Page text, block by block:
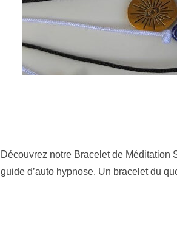
Découvrez notre Bracelet de Méditation
guide d’auto hypnose. Un bracelet du